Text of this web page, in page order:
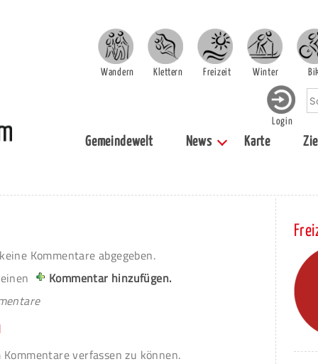
Wandern Klettern Freizeit Winter
Login
Gemeindewelt News Karte
Kommentare abgegeben.
Kommentar hinzufügen.
verfassen zu können.